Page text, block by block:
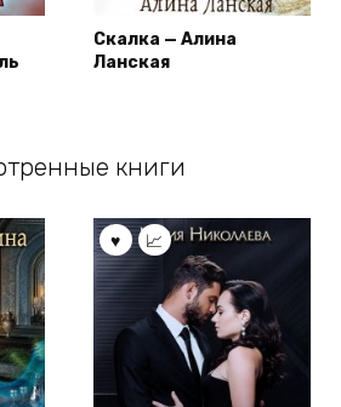
Скалка — Алина
Ланская
книги